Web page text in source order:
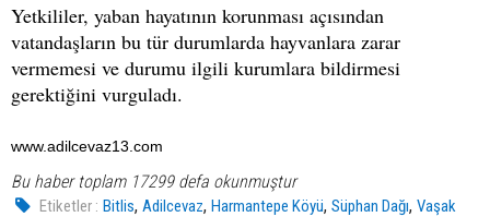
Yetkililer, yaban hayatının korunması açısından
vatandaşların bu tür durumlarda hayvanlara zarar
vermemesi ve durumu ilgili kurumlara bildirmesi
gerektiğini vurguladı.
www.adilcevaz13.com
Bu haber toplam 17299 defa okunmuştur
Etiketler : Bitlis,Adilcevaz,Harmantepe Köyü,Süphan Dağı,Vaşak